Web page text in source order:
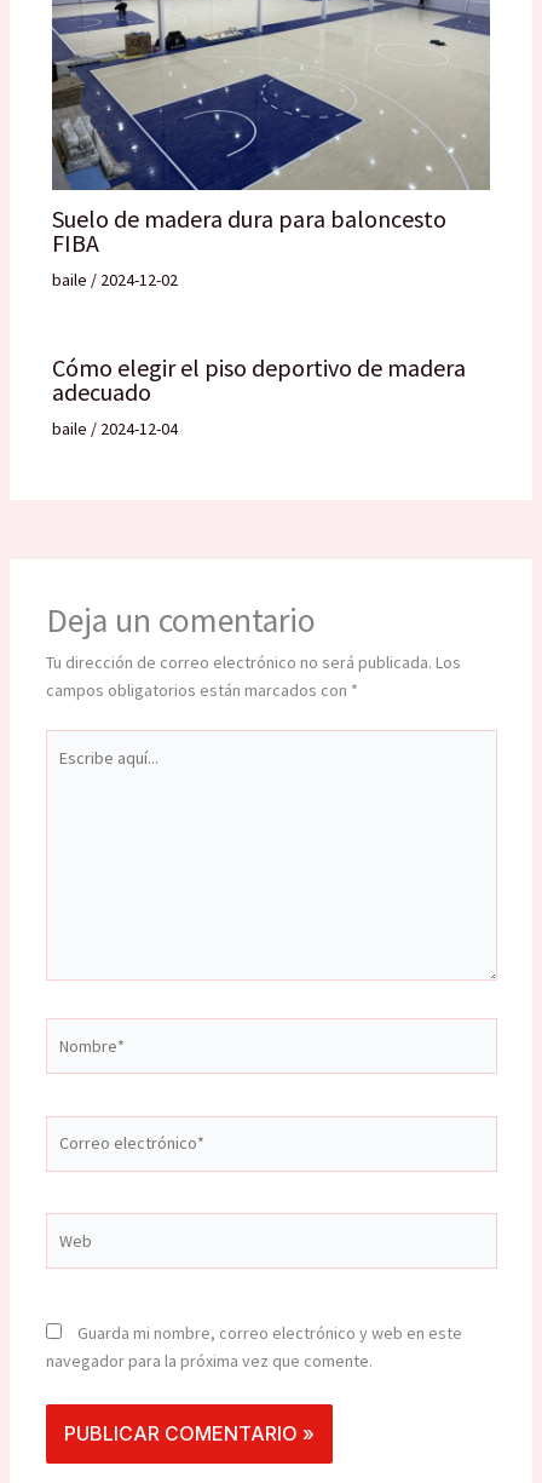
Suelo de madera dura para baloncesto
FIBA
baile / 2024-12-02
Cómo elegir el piso deportivo de madera
adecuado
baile / 2024-12-04
Deja un comentario
Tu dirección de correo electrónico no será publicada. Los
campos obligatorios están marcados con *
aquí...
electrónico*
Guarda mi nombre, correo electrónico y web en este
navegador para la próxima vez que comente.